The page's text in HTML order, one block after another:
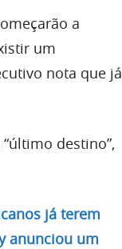
a
um
nota que já
destino”,
já terem
anunciou um